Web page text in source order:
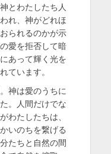
とわたしたち人
れ、神がどれほ
られるのかが示
愛を拒否して暗
あって輝く光を
ています。
神は愛のうちに
。人間だけでな
わたしたちは、
いのちを繋げる
たちと自然の間